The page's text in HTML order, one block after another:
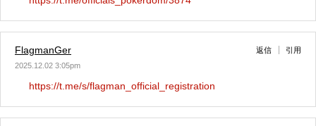
FlagmanGer
2025.12.02 3:05pm
返信 引用
https://t.me/s/flagman_official_registration